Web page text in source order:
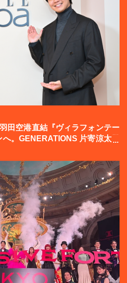
田空港直結『ヴィラフォンテー
。GENERATIONS 片寄涼太登